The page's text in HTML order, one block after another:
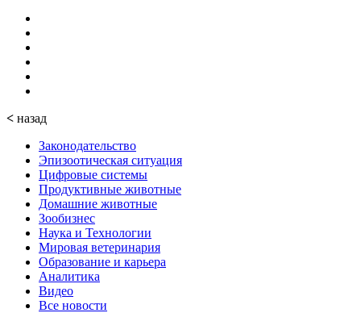
< назад
Законодательство
Эпизоотическая ситуация
Цифровые системы
Продуктивные животные
Домашние животные
Зообизнес
Наука и Технологии
Мировая ветеринария
Образование и карьера
Аналитика
Видео
Все новости